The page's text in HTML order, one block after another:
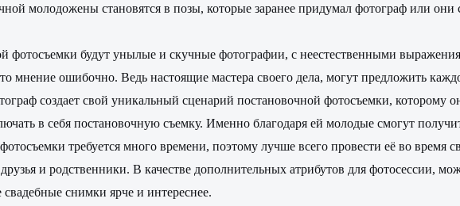
молодожены становятся в позы, которые заранее придумал фотограф или
фотосъемки будут унылые и скучные фотографии, с неестественными
мнение ошибочно. Ведь настоящие мастера своего дела, могут предложить
создает свой уникальный сценарий постановочной фотосъемки, которому он
в себя постановочную съемку. Именно благодаря ей молодые смогут
требуется много времени, поэтому лучше всего провести её во время
и родственники. В качестве дополнительных атрибутов для фотосессии,
снимки ярче и интереснее.